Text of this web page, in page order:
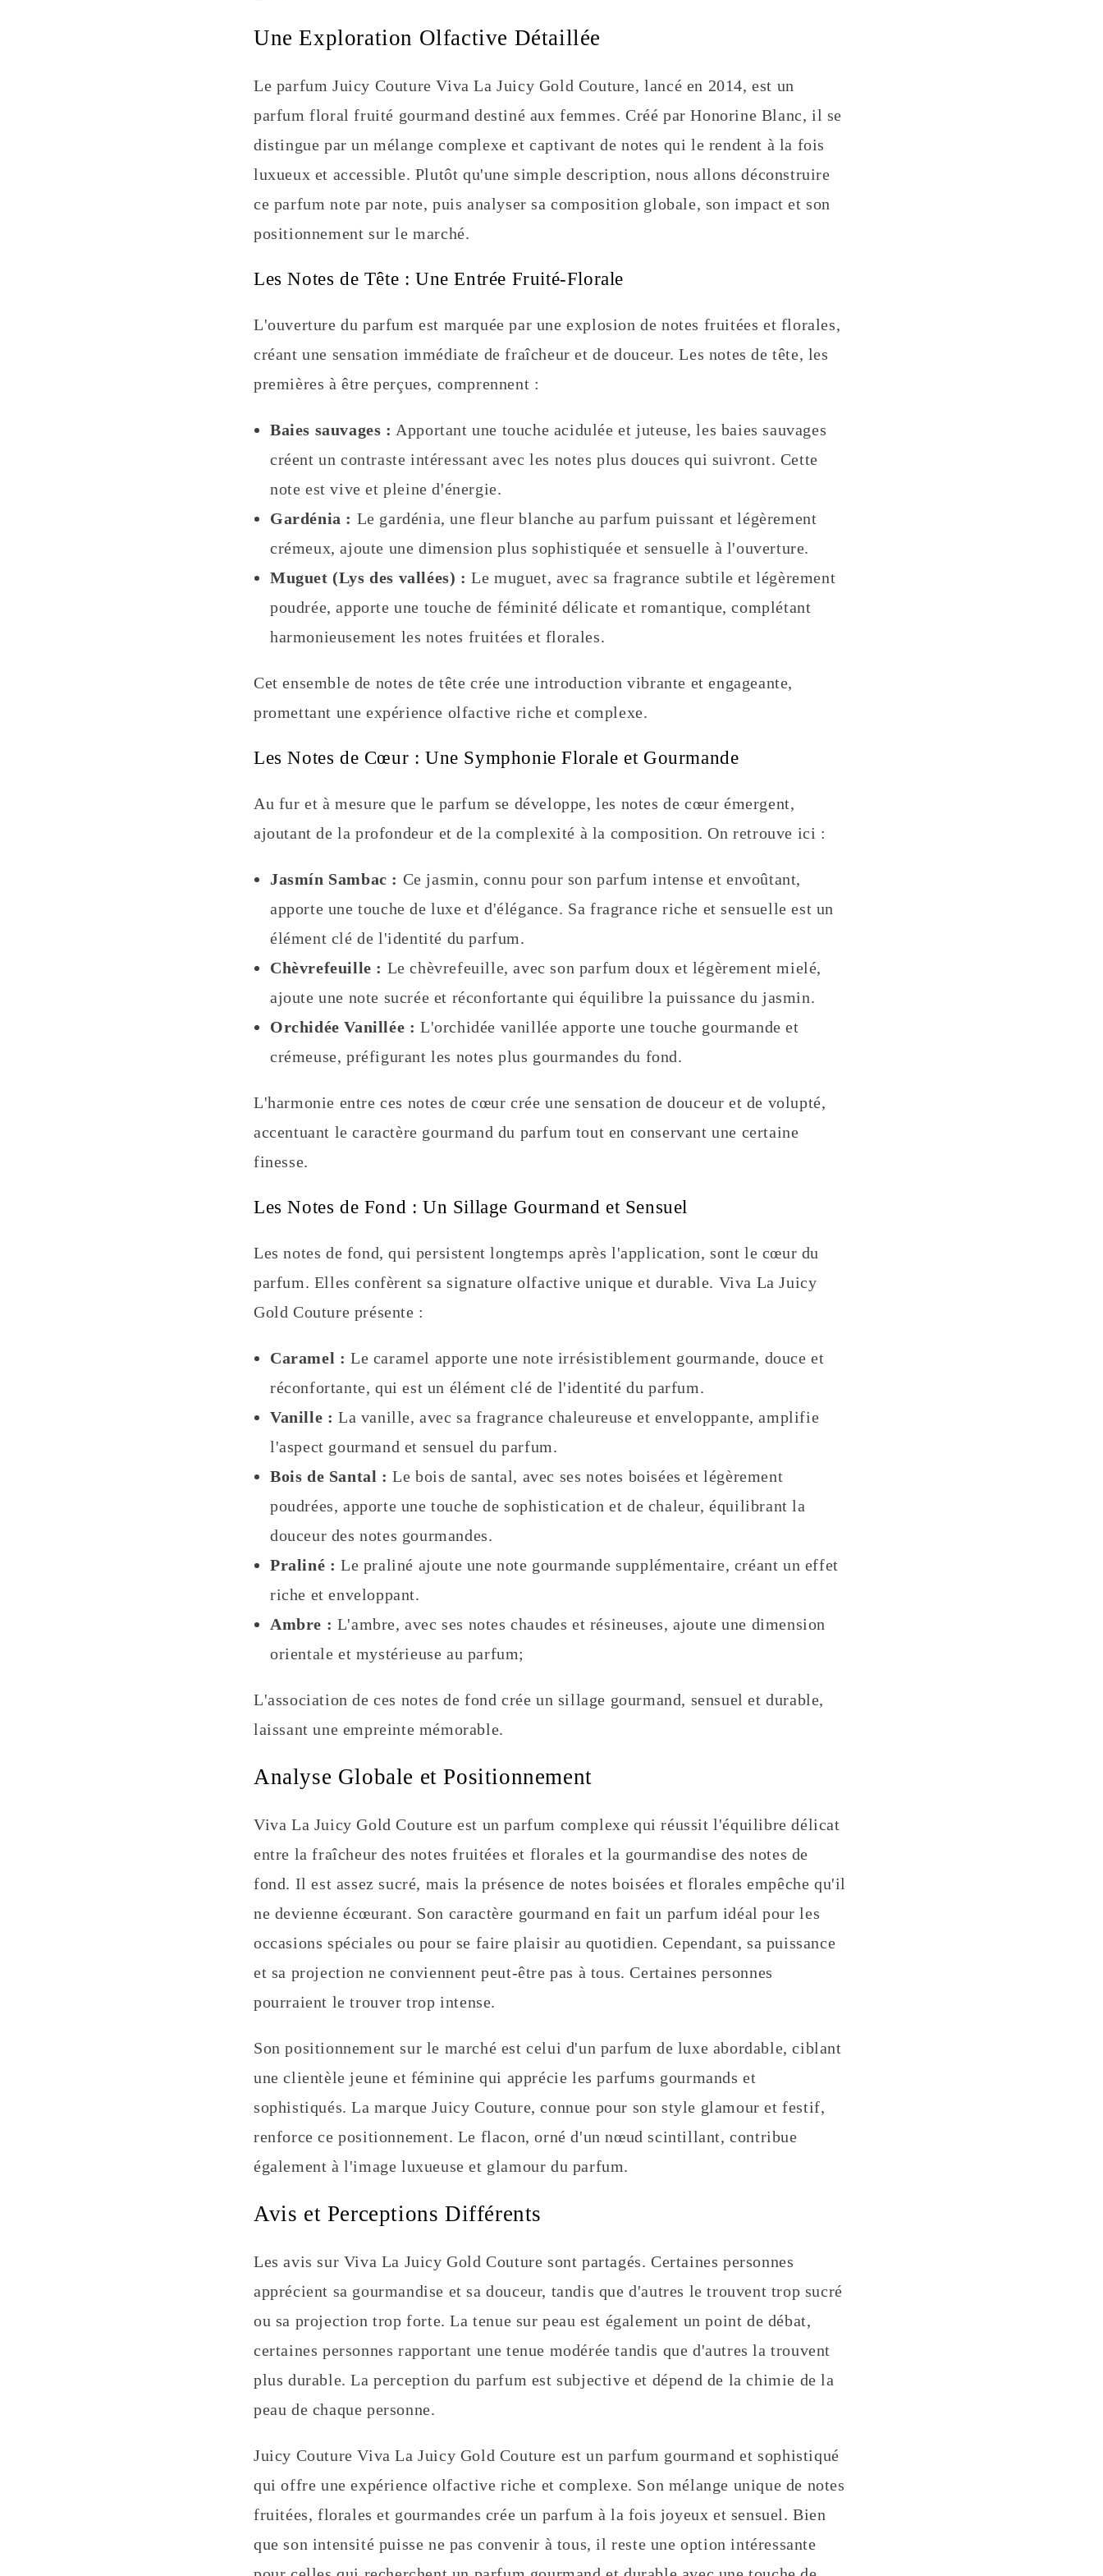
Une Exploration Olfactive Détaillée
Le parfum Juicy Couture Viva La Juicy Gold Couture, lancé en 2014, est un
parfum floral fruité gourmand destiné aux femmes. Créé par Honorine Blanc, il se
distingue par un mélange complexe et captivant de notes qui le rendent à la fois
luxueux et accessible. Plutôt qu'une simple description, nous allons déconstruire
ce parfum note par note, puis analyser sa composition globale, son impact et son
positionnement sur le marché.
Les Notes de Tête : Une Entrée Fruité-Florale
L'ouverture du parfum est marquée par une explosion de notes fruitées et florales,
créant une sensation immédiate de fraîcheur et de douceur. Les notes de tête, les
premières à être perçues, comprennent :
Baies sauvages : Apportant une touche acidulée et juteuse, les baies sauvages
créent un contraste intéressant avec les notes plus douces qui suivront. Cette
note est vive et pleine d'énergie.
Gardénia : Le gardénia, une fleur blanche au parfum puissant et légèrement
crémeux, ajoute une dimension plus sophistiquée et sensuelle à l'ouverture.
Muguet (Lys des vallées) : Le muguet, avec sa fragrance subtile et légèrement
poudrée, apporte une touche de féminité délicate et romantique, complétant
harmonieusement les notes fruitées et florales.
Cet ensemble de notes de tête crée une introduction vibrante et engageante,
promettant une expérience olfactive riche et complexe.
Les Notes de Cœur : Une Symphonie Florale et Gourmande
Au fur et à mesure que le parfum se développe, les notes de cœur émergent,
ajoutant de la profondeur et de la complexité à la composition. On retrouve ici :
Jasmín Sambac : Ce jasmin, connu pour son parfum intense et envoûtant,
apporte une touche de luxe et d'élégance. Sa fragrance riche et sensuelle est un
élément clé de l'identité du parfum.
Chèvrefeuille : Le chèvrefeuille, avec son parfum doux et légèrement mielé,
ajoute une note sucrée et réconfortante qui équilibre la puissance du jasmin.
Orchidée Vanillée : L'orchidée vanillée apporte une touche gourmande et
crémeuse, préfigurant les notes plus gourmandes du fond.
L'harmonie entre ces notes de cœur crée une sensation de douceur et de volupté,
accentuant le caractère gourmand du parfum tout en conservant une certaine
finesse.
Les Notes de Fond : Un Sillage Gourmand et Sensuel
Les notes de fond, qui persistent longtemps après l'application, sont le cœur du
parfum. Elles confèrent sa signature olfactive unique et durable. Viva La Juicy
Gold Couture présente :
Caramel : Le caramel apporte une note irrésistiblement gourmande, douce et
réconfortante, qui est un élément clé de l'identité du parfum.
Vanille : La vanille, avec sa fragrance chaleureuse et enveloppante, amplifie
l'aspect gourmand et sensuel du parfum.
Bois de Santal : Le bois de santal, avec ses notes boisées et légèrement
poudrées, apporte une touche de sophistication et de chaleur, équilibrant la
douceur des notes gourmandes.
Praliné : Le praliné ajoute une note gourmande supplémentaire, créant un effet
riche et enveloppant.
Ambre : L'ambre, avec ses notes chaudes et résineuses, ajoute une dimension
orientale et mystérieuse au parfum;
L'association de ces notes de fond crée un sillage gourmand, sensuel et durable,
laissant une empreinte mémorable.
Analyse Globale et Positionnement
Viva La Juicy Gold Couture est un parfum complexe qui réussit l'équilibre délicat
entre la fraîcheur des notes fruitées et florales et la gourmandise des notes de
fond. Il est assez sucré, mais la présence de notes boisées et florales empêche qu'il
ne devienne écœurant. Son caractère gourmand en fait un parfum idéal pour les
occasions spéciales ou pour se faire plaisir au quotidien. Cependant, sa puissance
et sa projection ne conviennent peut-être pas à tous. Certaines personnes
pourraient le trouver trop intense.
Son positionnement sur le marché est celui d'un parfum de luxe abordable, ciblant
une clientèle jeune et féminine qui apprécie les parfums gourmands et
sophistiqués. La marque Juicy Couture, connue pour son style glamour et festif,
renforce ce positionnement. Le flacon, orné d'un nœud scintillant, contribue
également à l'image luxueuse et glamour du parfum.
Avis et Perceptions Différents
Les avis sur Viva La Juicy Gold Couture sont partagés. Certaines personnes
apprécient sa gourmandise et sa douceur, tandis que d'autres le trouvent trop sucré
ou sa projection trop forte. La tenue sur peau est également un point de débat,
certaines personnes rapportant une tenue modérée tandis que d'autres la trouvent
plus durable. La perception du parfum est subjective et dépend de la chimie de la
peau de chaque personne.
Juicy Couture Viva La Juicy Gold Couture est un parfum gourmand et sophistiqué
qui offre une expérience olfactive riche et complexe. Son mélange unique de notes
fruitées, florales et gourmandes crée un parfum à la fois joyeux et sensuel. Bien
que son intensité puisse ne pas convenir à tous, il reste une option intéressante